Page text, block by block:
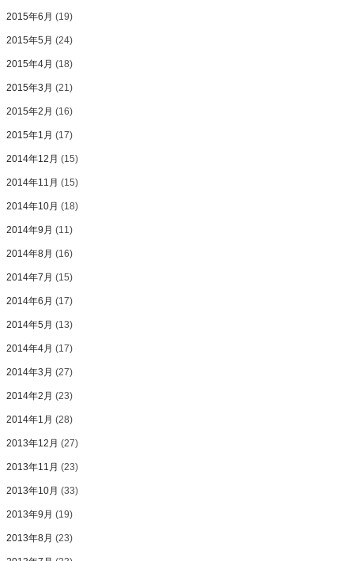
2015年6月 (19)
2015年5月 (24)
2015年4月 (18)
2015年3月 (21)
2015年2月 (16)
2015年1月 (17)
2014年12月 (15)
2014年11月 (15)
2014年10月 (18)
2014年9月 (11)
2014年8月 (16)
2014年7月 (15)
2014年6月 (17)
2014年5月 (13)
2014年4月 (17)
2014年3月 (27)
2014年2月 (23)
2014年1月 (28)
2013年12月 (27)
2013年11月 (23)
2013年10月 (33)
2013年9月 (19)
2013年8月 (23)